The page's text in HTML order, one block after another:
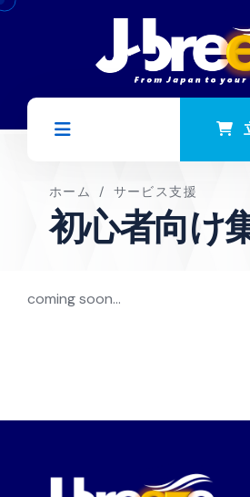
ホーム / サービス支援
初心者向け
coming soon...